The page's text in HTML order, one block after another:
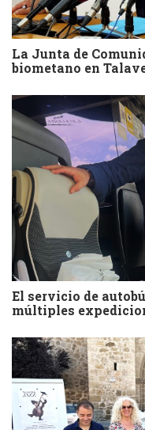
La Junta de
biometano en
El servicio de
múltiples